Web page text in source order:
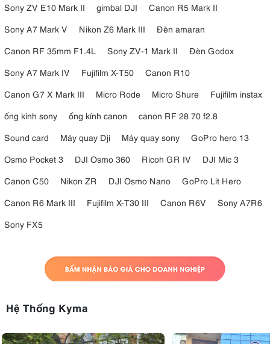
Sony ZV E10 Mark II
gimbal DJI
Canon R5 Mark II
Sony A7 Mark V
Nikon Z6 Mark III
Đèn amaran
Canon RF 35mm F1.4L
Sony ZV-1 Mark II
Đèn Godox
Sony A7 Mark IV
Fujifilm X-T50
Canon R10
Canon G7 X Mark III
Micro Rode Micro Shure
Fujifilm instax
ống kính sony
ống kính canon
canon RF 28 70 f2.8
Sound card
Máy quay Dji Máy quay sony
GoPro hero 13
Osmo Pocket 3
DJI Osmo 360 Ricoh GR IV
DJI Mic 3
Canon C50
Nikon ZR DJI Osmo Nano
GoPro Lit Hero
Canon R6 Mark III
Fujifilm X-T30 III Canon R6V
Sony A7R6
Sony FX5
Hệ Thống Kyma